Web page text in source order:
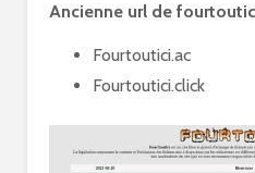
Ancienne url de
Fourtoutici.ac
Fourtoutici.click